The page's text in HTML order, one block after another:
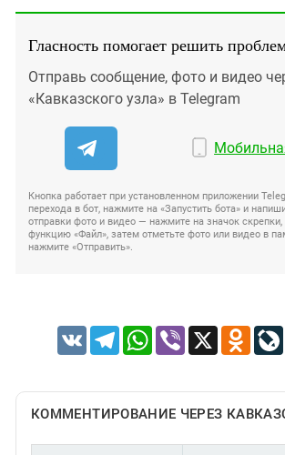
Гласность помогает решить
Отправь сообщение, фото и видео
«Кавказского узла» в Telegram
Кнопка работает при установленном приложении
перехода в бот, нажмите на «Запустить бота» и
отправки фото и видео — нажмите на значок
функцию «Файл», затем отметьте фото или видео в
нажмите «Отправить».
VK TelegramWhatsApp
Viber X
КОММЕНТИРОВАНИЕ ЧЕРЕЗ